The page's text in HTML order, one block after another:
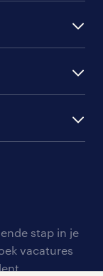
stap in je
vacatures